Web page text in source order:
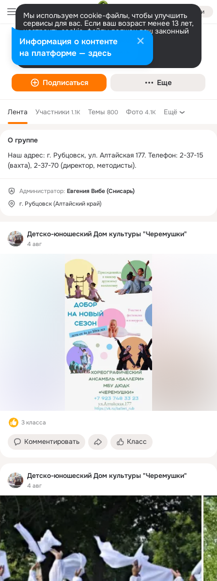
Войти
Мы используем cookie-файлы, чтобы улучшить
сервисы для вас. Если ваш возраст менее 13 лет,
настроить cookie-файлы должен ваш законный
представитель. Больше информации
Разрешить все Настроить
Детско-юношеский Дом культуры
"Черемушки"
Подписаться Еще
Лента Участники 1.1K Темы 800 Фото 4.1K Ещё
Детско-юношеский Дом культуры "Черемушки"
4 авг
3 класса
Комментировать Класс
Детско-юношеский Дом культуры "Черемушки"
4 авг
колонка
О группе
Наш адрес: г. Рубцовск, ул. Алтайская 177. Телефон: 2-37-15
(вахта), 2-37-70 (директор, методисты).
Администратор: Евгения Вибе (Снисарь)
г. Рубцовск (Алтайский край)
Информация о контенте
на платформе — здесь